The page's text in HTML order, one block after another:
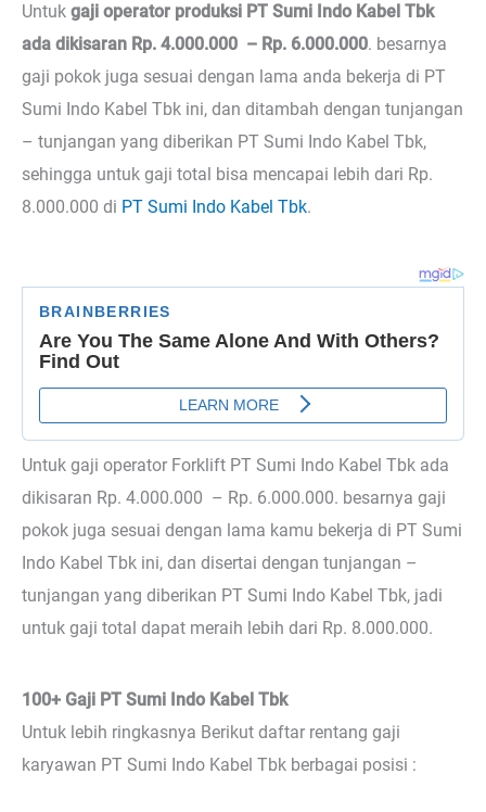
Untuk gaji operator produksi PT Sumi Indo Kabel Tbk
ada dikisaran Rp. 4.000.000 – Rp. 6.000.000. besarnya
gaji pokok juga sesuai dengan lama anda bekerja di PT
Sumi Indo Kabel Tbk ini, dan ditambah dengan tunjangan
– tunjangan yang diberikan PT Sumi Indo Kabel Tbk,
sehingga untuk gaji total bisa mencapai lebih dari Rp.
8.000.000 di PT Sumi Indo Kabel Tbk.
Untuk gaji operator Forklift PT Sumi Indo Kabel Tbk ada
dikisaran Rp. 4.000.000 – Rp. 6.000.000. besarnya gaji
pokok juga sesuai dengan lama kamu bekerja di PT Sumi
Indo Kabel Tbk ini, dan disertai dengan tunjangan –
tunjangan yang diberikan PT Sumi Indo Kabel Tbk, jadi
untuk gaji total dapat meraih lebih dari Rp. 8.000.000.
100+ Gaji PT Sumi Indo Kabel Tbk
Untuk lebih ringkasnya Berikut daftar rentang gaji
karyawan PT Sumi Indo Kabel Tbk berbagai posisi :